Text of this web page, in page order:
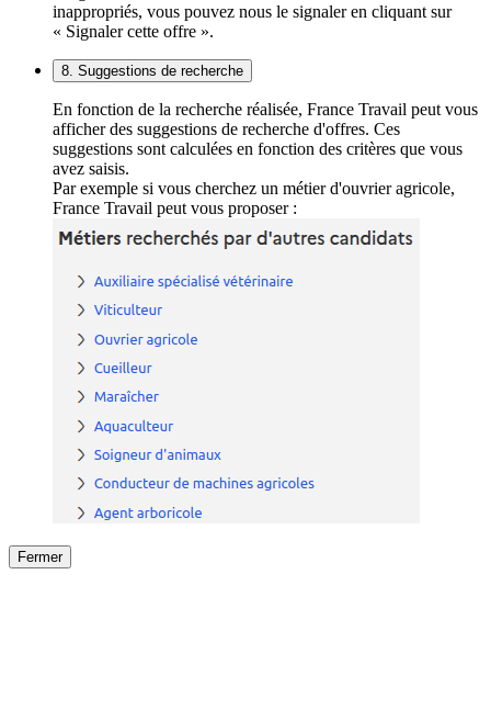
inappropriés, vous pouvez nous le signaler en cliquant sur
« Signaler cette offre ».
8. Suggestions de recherche
En fonction de la recherche réalisée, France Travail peut vous
afficher des suggestions de recherche d'offres. Ces
suggestions sont calculées en fonction des critères que vous
avez saisis.
Par exemple si vous cherchez un métier d'ouvrier agricole,
France Travail peut vous proposer :
Fermer